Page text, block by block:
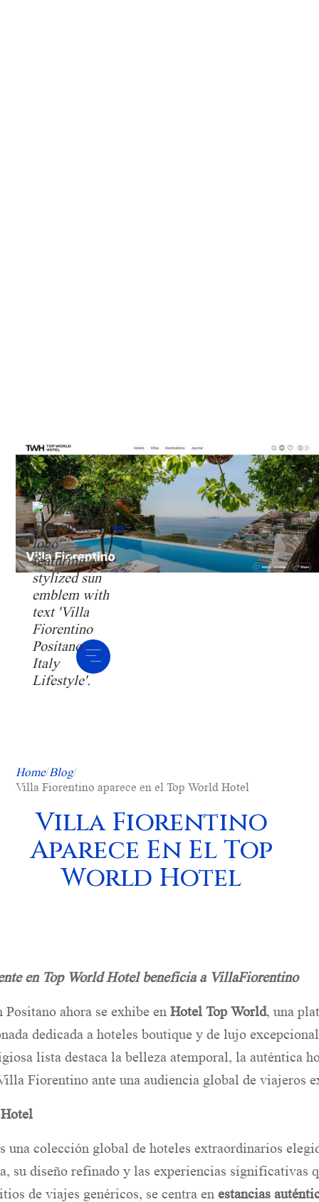
Home/Blog/
Villa Fiorentino aparece en el Top World Hotel
Villa Fiorentino
Aparece En El Top
World Hotel
en Top World Hotel beneficia a VillaFiorentino
ahora se exhibe en Hotel Top World, una
dedicada a hoteles boutique y de lujo
lista destaca la belleza atemporal, la auténtica
Fiorentino ante una audiencia global de viajeros
una colección global de hoteles extraordinarios
su diseño refinado y las experiencias significativas
de viajes genéricos, se centra en estancias